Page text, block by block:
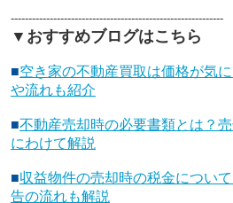
------------------------------------------------------------
▼おすすめブログはこちら
■空き家の不動産買取は価格が気
や流れも紹介
■不動産売却時の必要書類とは？
にわけて解説
■収益物件の売却時の税金につい
告の流れも解説